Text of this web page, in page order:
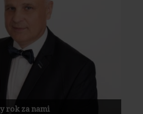
rok za nami